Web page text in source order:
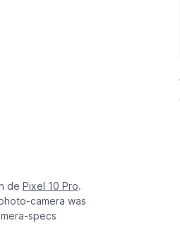
de Pixel 10 Pro.
camera was
specs